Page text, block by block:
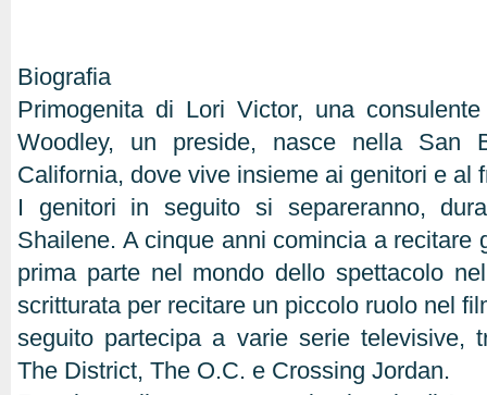
Biografia
Primogenita di Lori Victor, una
Woodley, un preside, nasce nella San
California, dove vive insieme ai genitori e al
I genitori in seguito si separeranno,
Shailene. A cinque anni comincia a recitare
prima parte nel mondo dello spettacolo
scritturata per recitare un piccolo ruolo nel
seguito partecipa a varie serie televisive,
The District, The O.C. e Crossing Jordan.